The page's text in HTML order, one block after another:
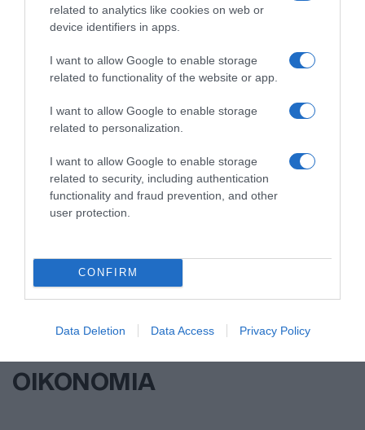
related to analytics like cookies on web or
device identifiers in apps.
I want to allow Google to enable storage
related to functionality of the website or app.
I want to allow Google to enable storage
related to personalization.
I want to allow Google to enable storage
related to security, including authentication
functionality and fraud prevention, and other
user protection.
CONFIRM
Data Deletion Data Access Privacy Policy
ΟΙΚΟΝΟΜΙΑ